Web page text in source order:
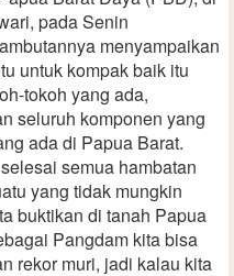
pada Senin
menyampaikan
untuk kompak baik itu
tokoh yang ada,
seluruh komponen yang
ada di Papua Barat.
semua hambatan
yang tidak mungkin
buktikan di tanah Papua
Pangdam kita bisa
rekor muri, jadi kalau kita